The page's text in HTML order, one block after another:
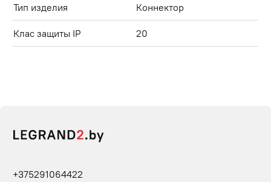
Тип изделия Коннектор
Клас защиты IP 20
+375291064422